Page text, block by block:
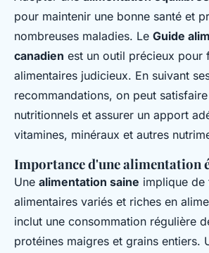
pour maintenir une bonne santé et
nombreuses maladies. Le Guide
canadien est un outil précieux pour
alimentaires judicieux. En suivant
recommandations, on peut
nutritionnels et assurer un apport
vitamines, minéraux et autres
Importance d'une alimentation
Une alimentation saine implique de
alimentaires variés et riches en
inclut une consommation régulière
protéines maigres et grains entiers.